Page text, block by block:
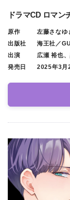
ドラマCD ロマン
原作
左藤さなゆ
出版社
海王社／
出演
広瀬 裕也
発売日
2025年3月